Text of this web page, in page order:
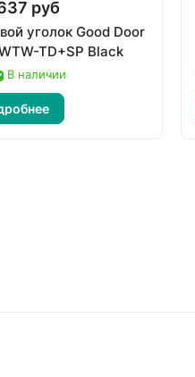
руб
уголок Good Door
TD+SP Black
В наличии